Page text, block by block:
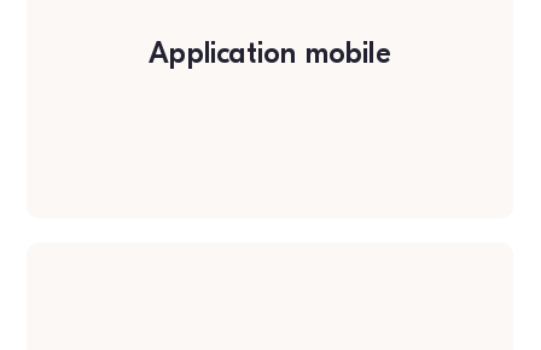
Application mobile